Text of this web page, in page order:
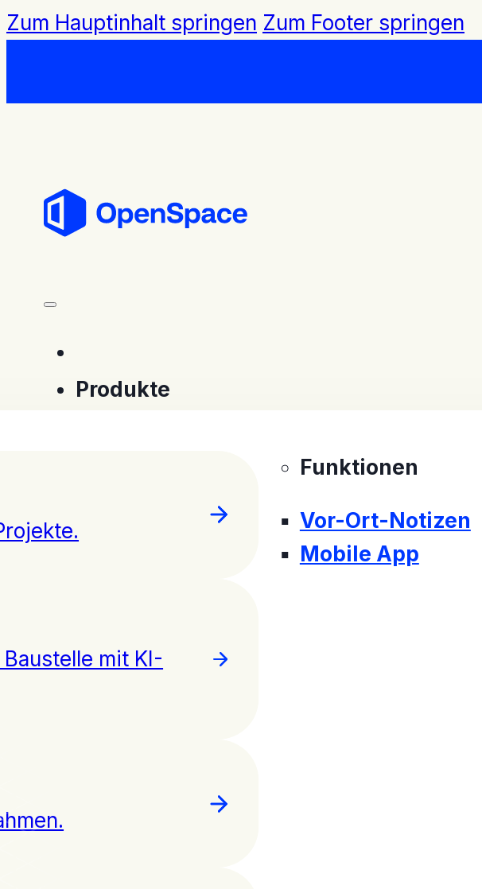
Zum Hauptinhalt springen Zum Footer springen
Produkte
mit KI-
Funktionen
Vor-Ort-Notizen
Mobile App